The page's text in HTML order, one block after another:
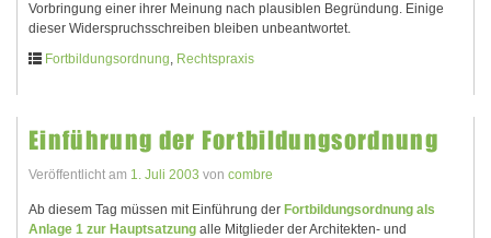
Vorbringung einer ihrer Meinung nach plausiblen Begründung. Einige
dieser Widerspruchsschreiben bleiben unbeantwortet.
Fortbildungsordnung, Rechtspraxis
Einführung der Fortbildungsordnung
Veröffentlicht am 1. Juli 2003 von combre
Ab diesem Tag müssen mit Einführung der Fortbildungsordnung als
Anlage 1 zur Hauptsatzung alle Mitglieder der Architekten- und